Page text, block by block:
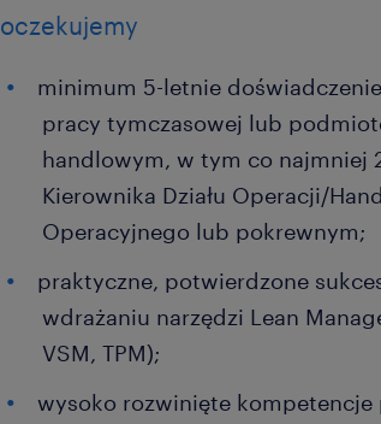
oczekujemy
minimum 5-letnie
pracy tymczasowej lub
handlowym, w tym co najmniej
Kierownika Działu Operacji/
Operacyjnego lub pokrewnym;
praktyczne, potwierdzone
wdrażaniu narzędzi Lean
VSM, TPM);
wysoko rozwinięte kompetencje